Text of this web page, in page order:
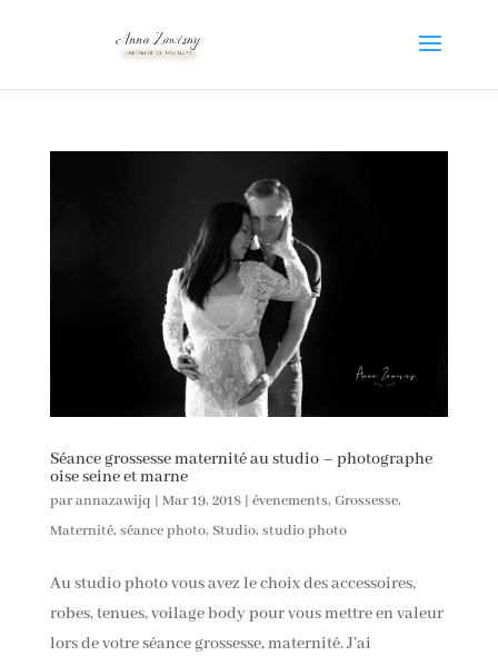
Séance grossesse maternité au studio – photographe
oise seine et marne
parannazawijq | Mar 19, 2018| évenements, Grossesse,
Maternité, séance photo, Studio, studio photo
Au studio photo vous avez le choix des accessoires,
robes, tenues, voilage body pour vous mettre en valeur
lors de votre séance grossesse, maternité. J’ai